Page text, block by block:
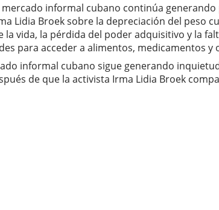
informal cubano continúa
Lidia Broek sobre la depreciación del peso
vida, la pérdida del poder adquisitivo y la
para acceder a alimentos, medicamentos y
informal cubano sigue generando
de que la activista Irma Lidia Broek